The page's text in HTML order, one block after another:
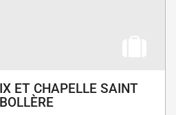
ET CHAPELLE SAINT